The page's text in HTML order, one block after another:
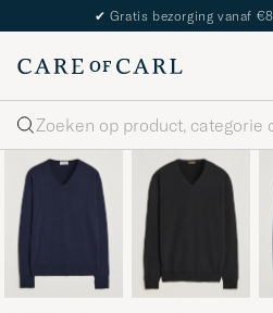
✔ Gratis bezorging vanaf
Zoeken